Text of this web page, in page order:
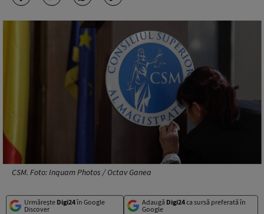
CSM. Foto: Inquam Photos / Octav Ganea
Urmărește Digi24în Google
Discover
Adaugă Digi24ca sursă preferată în
Google